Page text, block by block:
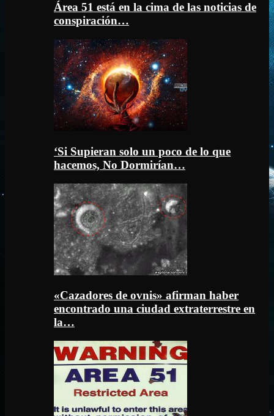
Área 51 está en la cima de las noticias de
conspiración…
‘Si Supieran solo un poco de lo que
hacemos, No Dormirían…
«Cazadores de ovnis» afirman haber
encontrado una ciudad extraterrestre en
la…